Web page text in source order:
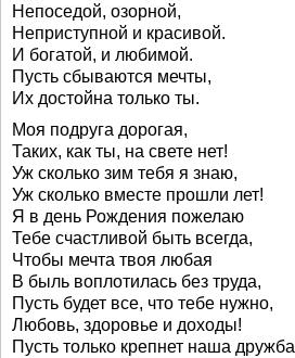
Непоседой, озорной,
Неприступной и красивой.
И богатой, и любимой.
Пусть сбываются мечты,
Их достойна только ты.
Моя подруга дорогая,
Таких, как ты, на свете нет!
Уж сколько зим тебя я знаю,
Уж сколько вместе прошли лет!
Я в день Рождения пожелаю
Тебе счастливой быть всегда,
Чтобы мечта твоя любая
В быль воплотилась без труда,
Пусть будет все, что тебе нужно,
Любовь, здоровье и доходы!
Пусть только крепнет наша дружба